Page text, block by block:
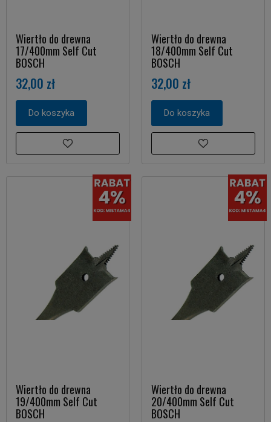
Wiertło do drewna
17/400mm Self Cut
BOSCH
32,00 zł
Do koszyka
Wiertło do drewna
18/400mm Self Cut
BOSCH
32,00 zł
Do koszyka
Wiertło do drewna
19/400mm Self Cut
BOSCH
Wiertło do drewna
20/400mm Self Cut
BOSCH